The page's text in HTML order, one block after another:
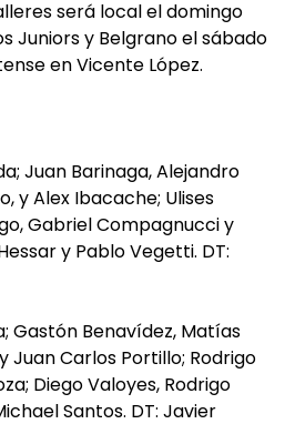
será local el domingo
Juniors y Belgrano el sábado
en Vicente López.
Juan Barinaga, Alejandro
y Alex Ibacache; Ulises
Gabriel Compagnucci y
y Pablo Vegetti. DT:
Gastón Benavídez, Matías
Juan Carlos Portillo; Rodrigo
Diego Valoyes, Rodrigo
Santos. DT: Javier